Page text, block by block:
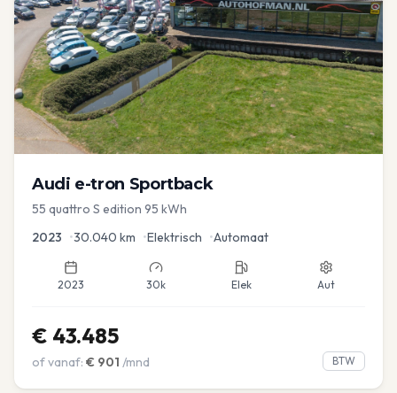
Audi e-tron Sportback
55 quattro S edition 95 kWh
2023 •30.040 km •Elektrisch •Automaat
2023 30k Elek Aut
€ 43.485
of vanaf: € 901 /mnd BTW